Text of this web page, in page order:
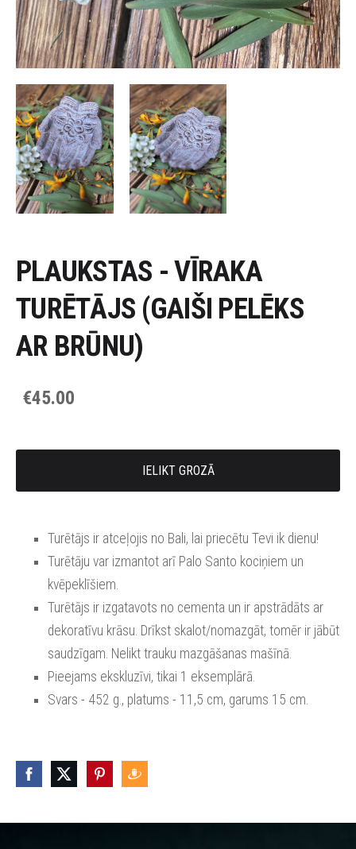
PLAUKSTAS - VĪRAKA
TURĒTĀJS (GAIŠI PELĒKS
AR BRŪNU)
€45.00
IELIKT GROZĀ
Turētājs ir atceļojis no Bali, lai priecētu Tevi ik dienu!
Turētāju var izmantot arī Palo Santo kociņiem un
kvēpeklīšiem.
Turētājs ir izgatavots no cementa un ir apstrādāts ar
dekoratīvu krāsu. Drīkst skalot/nomazgāt, tomēr ir jābūt
saudzīgam. Nelikt trauku mazgāšanas mašīnā.
Pieejams ekskluzīvi, tikai 1 eksemplārā.
Svars - 452 g., platums - 11,5 cm, garums 15 cm.